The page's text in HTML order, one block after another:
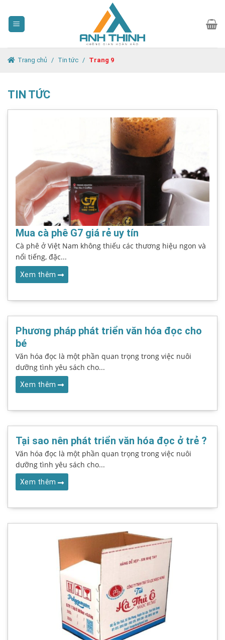
content
Trang chủ / Tin tức / Trang 9
TIN TỨC
Mua cà phê G7 giá rẻ uy tín
Cà phê ở Việt Nam không thiếu các thương hiệu ngon và
nổi tiếng, đặc...
Xem thêm
Phương pháp phát triển văn hóa đọc cho
bé
Văn hóa đọc là một phần quan trọng trong việc nuôi
dưỡng tình yêu sách cho...
Xem thêm
Tại sao nên phát triển văn hóa đọc ở trẻ ?
Văn hóa đọc là một phần quan trọng trong việc nuôi
dưỡng tình yêu sách cho...
Xem thêm